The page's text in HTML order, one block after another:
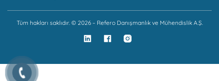
Tüm hakları saklıdır. © 2026 – Refero Danışmanlık ve Mühendislik A.Ş.